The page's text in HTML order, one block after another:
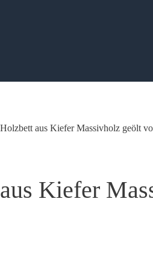
aus Kiefer Massivholz geölt
Kiefer